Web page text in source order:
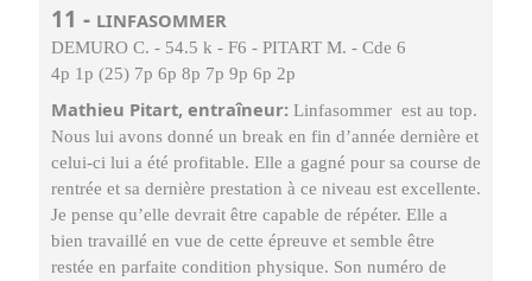
11 - LINFASOMMER
DEMURO C. - 54.5 k - F6 - PITART M. - Cde 6
4p 1p (25) 7p 6p 8p 7p 9p 6p 2p
Mathieu Pitart, entraîneur:Linfasommer est au top.
Nous lui avons donné un break en fin d’année dernière et
celui-ci lui a été profitable. Elle a gagné pour sa course de
rentrée et sa dernière prestation à ce niveau est excellente.
Je pense qu’elle devrait être capable de répéter. Elle a
bien travaillé en vue de cette épreuve et semble être
restée en parfaite condition physique. Son numéro de